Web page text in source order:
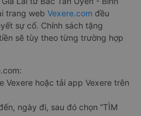
trang web Vexere.com đều
sự cố. Chính sách tặng
sẽ tùy theo từng trường hợp
Vexere hoặc tải app Vexere trên
ngày đi, sau đó chọn “TÌM